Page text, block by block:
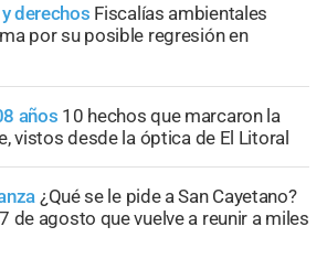
derechos Fiscalías ambientales
por su posible regresión en
años 10 hechos que marcaron la
vistos desde la óptica de El Litoral
¿Qué se le pide a San Cayetano?
de agosto que vuelve a reunir a miles